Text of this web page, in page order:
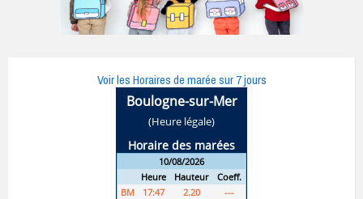
Voir les Horaires de marée sur 7 jours